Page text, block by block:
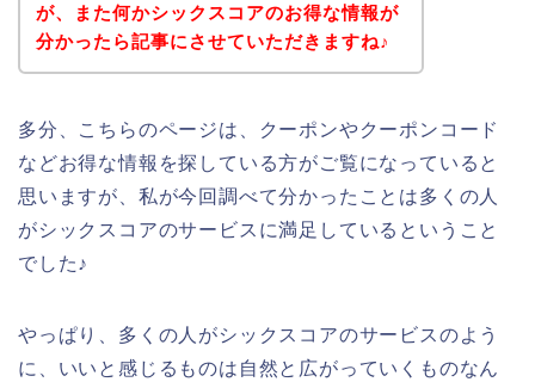
が、また何かシックスコアのお得な情報が
分かったら記事にさせていただきますね♪
多分、こちらのページは、クーポンやクーポンコード
などお得な情報を探している方がご覧になっていると
思いますが、私が今回調べて分かったことは多くの人
がシックスコアのサービスに満足しているということ
でした♪
やっぱり、多くの人がシックスコアのサービスのよう
に、いいと感じるものは自然と広がっていくものなん